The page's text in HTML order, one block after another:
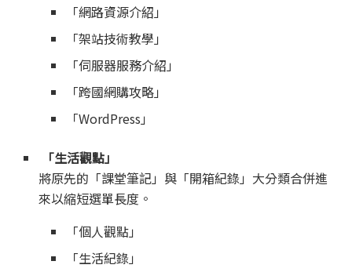
「網路資源介紹」
「架站技術教學」
「伺服器服務介紹」
「跨國網購攻略」
「WordPress」
「生活觀點」
將原先的「課堂筆記」與「開箱紀錄」大分類合併進
來以縮短選單長度。
「個人觀點」
「生活紀錄」